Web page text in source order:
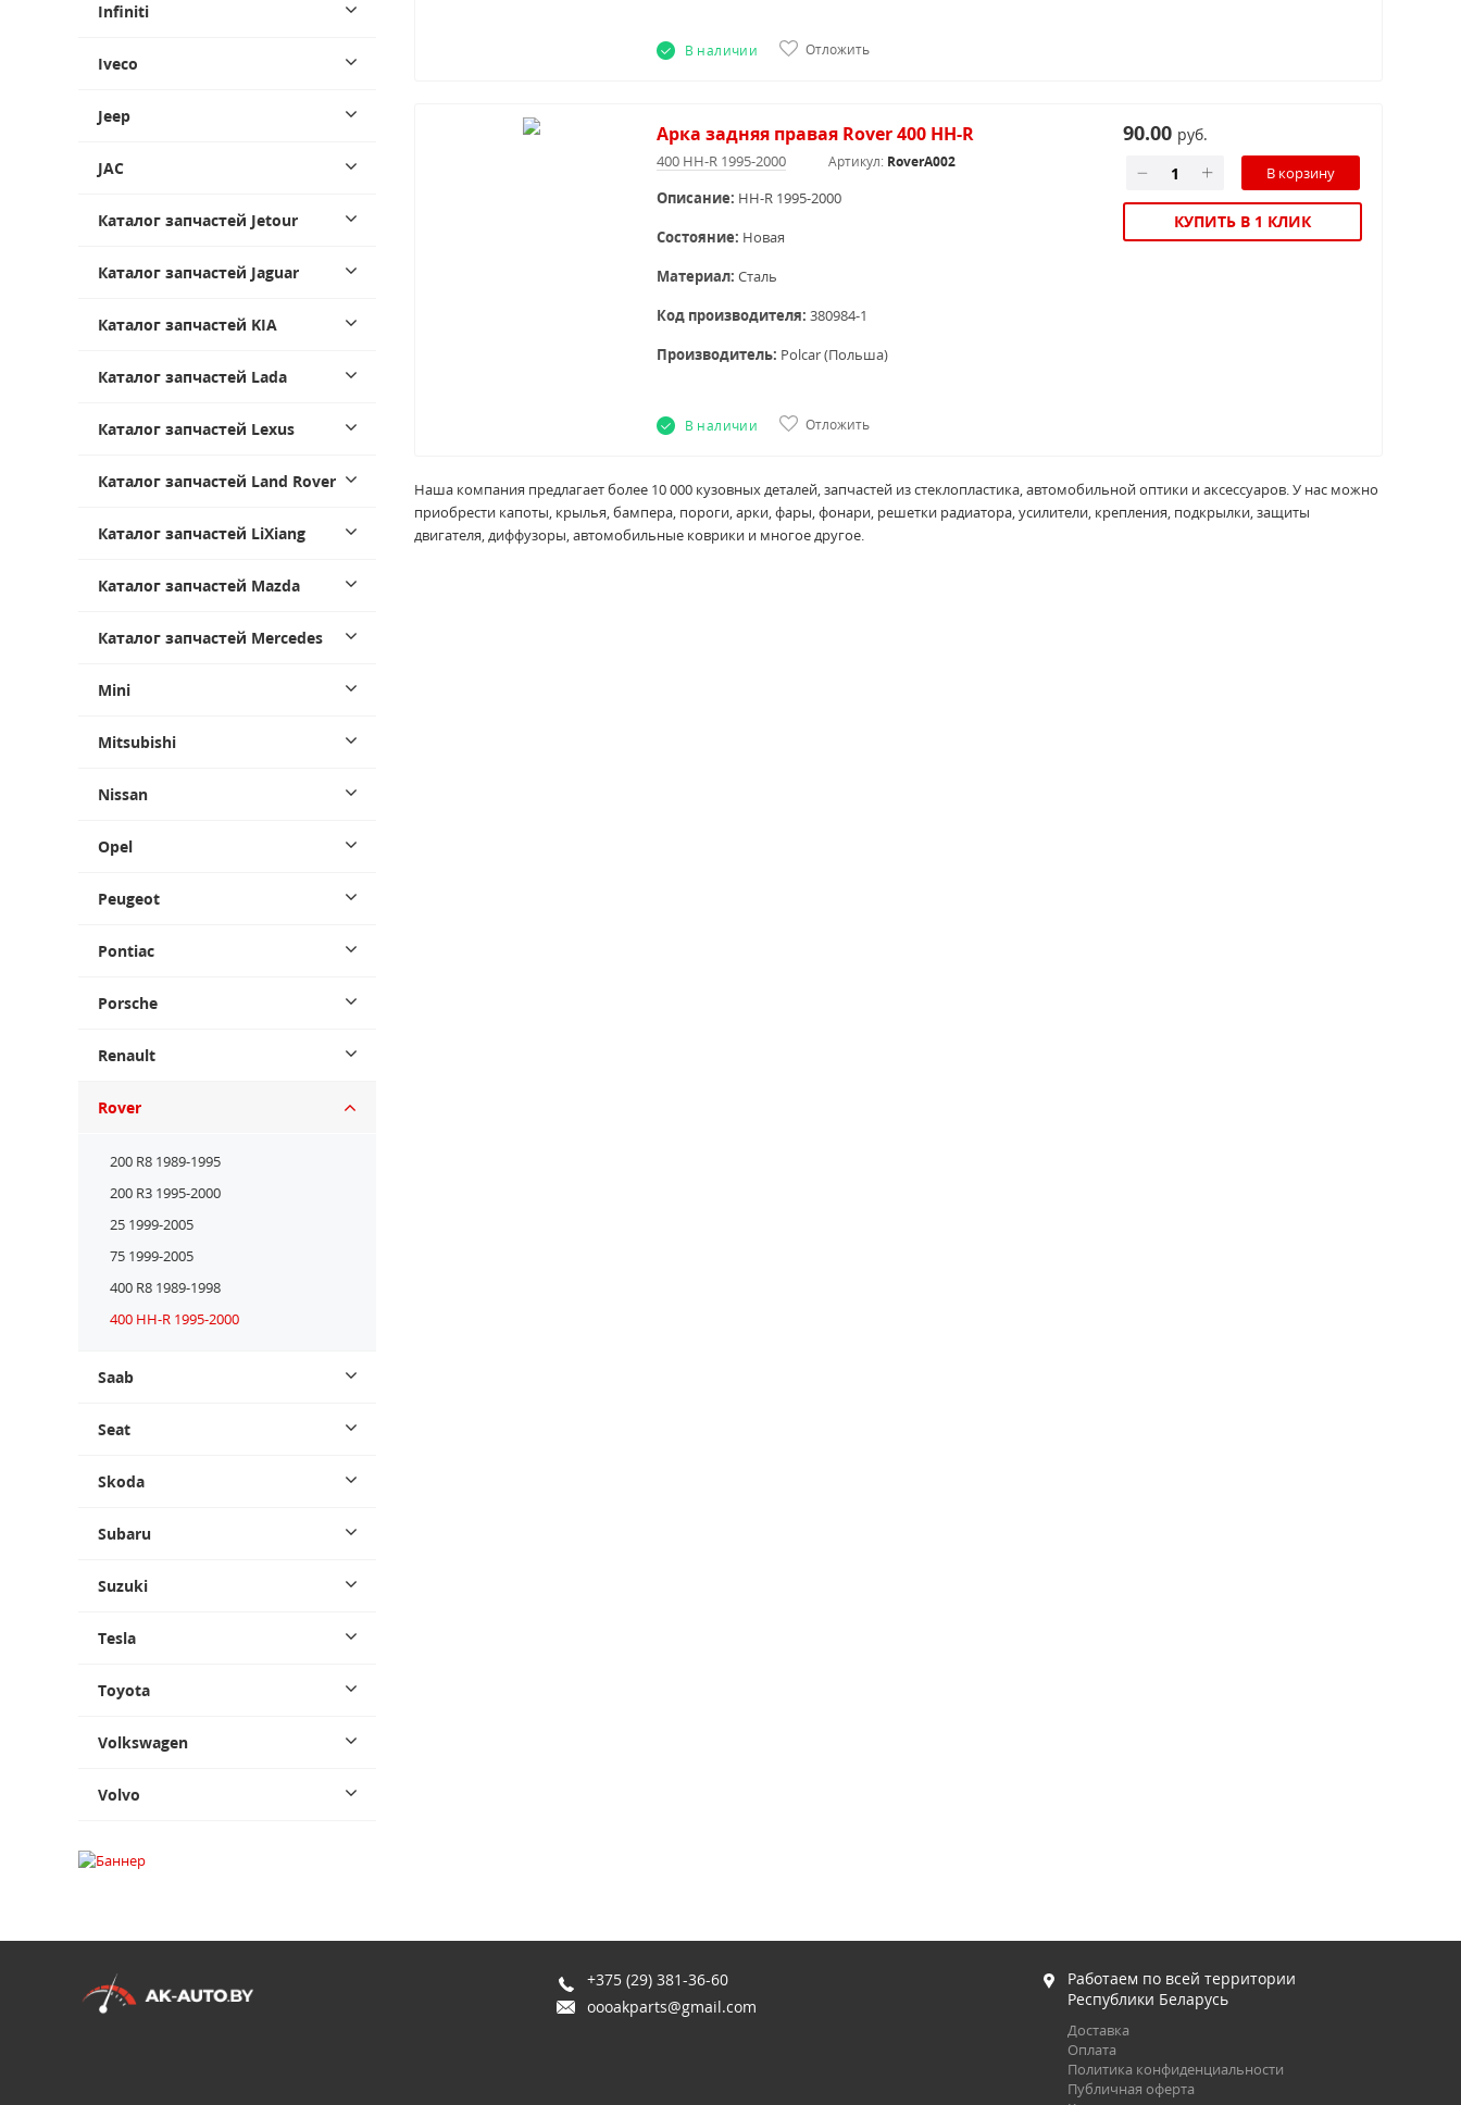
Infiniti
Iveco
Jeep
JAC
Каталог запчастей Jetour
Каталог запчастей Jaguar
Каталог запчастей KIA
Каталог запчастей Lada
Каталог запчастей Lexus
Каталог запчастей Land Rover
Каталог запчастей LiXiang
Каталог запчастей Mazda
Каталог запчастей Mercedes
Mini
Mitsubishi
Nissan
Opel
Peugeot
Pontiac
Porsche
Renault
Rover
200 R8 1989-1995
200 R3 1995-2000
25 1999-2005
75 1999-2005
400 R8 1989-1998
400 HH-R 1995-2000
Saab
Seat
Skoda
Subaru
Suzuki
Tesla
Toyota
Volkswagen
Volvo
В наличии Отложить
Арка задняя правая Rover 400 HH-R
400 HH-R 1995-2000 Артикул: RoverA002
Описание: HH-R 1995-2000
Состояние: Новая
Материал: Сталь
Код производителя: 380984-1
Производитель: Polcar (Польша)
В наличии Отложить
90.00 руб.
КУПИТЬ В 1 КЛИК
Наша компания предлагает более 10 000 кузовных деталей, запчастей из стеклопластика, автомобильной оптики и аксессуаров. У нас можно
приобрести капоты, крылья, бампера, пороги, арки, фары, фонари, решетки радиатора, усилители, крепления, подкрылки, защиты
двигателя, диффузоры, автомобильные коврики и многое другое.
+375 (29) 381-36-60
oooakparts@gmail.com
Работаем по всей территории
Республики Беларусь
Доставка
Оплата
Политика конфиденциальности
Публичная оферта